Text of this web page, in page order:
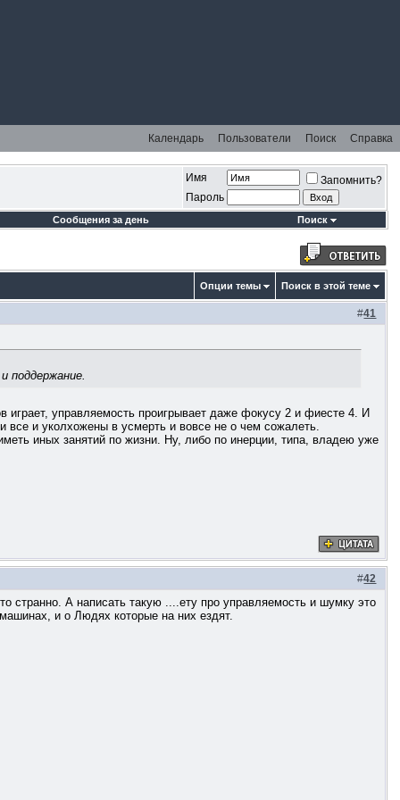
Календарь Пользователи Поиск Справка
Имя
Запомнить?
Пароль
Сообщения за день Поиск
Опции темы Поиск в этой теме
#41
поддержание.
управляемость проигрывает даже фокусу 2 и фиесте 4. И
все и уколхожены в усмерть и вовсе не о чем сожалеть.
иных занятий по жизни. Ну, либо по инерции, типа, владею уже
#42
странно. А написать такую ....ету про управляемость и шумку это
и о Людях которые на них ездят.